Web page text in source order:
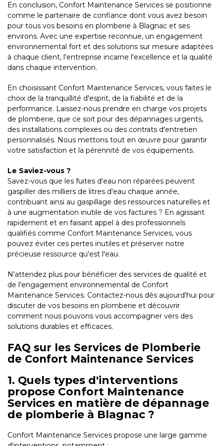
En conclusion, Confort Maintenance Services se positionne
comme le partenaire de confiance dont vous avez besoin
pour tous vos besoins en plomberie à Blagnac et ses
environs. Avec une expertise reconnue, un engagement
environnemental fort et des solutions sur mesure adaptées
à chaque client, l'entreprise incarne l'excellence et la qualité
dans chaque intervention.
En choisissant Confort Maintenance Services, vous faites le
choix de la tranquillité d'esprit, de la fiabilité et de la
performance. Laissez-nous prendre en charge vos projets
de plomberie, que ce soit pour des dépannages urgents,
des installations complexes ou des contrats d'entretien
personnalisés. Nous mettons tout en œuvre pour garantir
votre satisfaction et la pérennité de vos équipements.
Le Saviez-vous ?
Savez-vous que les fuites d'eau non réparées peuvent
gaspiller des milliers de litres d'eau chaque année,
contribuant ainsi au gaspillage des ressources naturelles et
à une augmentation inutile de vos factures ? En agissant
rapidement et en faisant appel à des professionnels
qualifiés comme Confort Maintenance Services, vous
pouvez éviter ces pertes inutiles et préserver notre
précieuse ressource qu'est l'eau.
N'attendez plus pour bénéficier des services de qualité et
de l'engagement environnemental de Confort
Maintenance Services. Contactez-nous dès aujourd'hui pour
discuter de vos besoins en plomberie et découvrir
comment nous pouvons vous accompagner vers des
solutions durables et efficaces.
FAQ sur les Services de Plomberie
de Confort Maintenance Services
1. Quels types d'interventions
propose Confort Maintenance
Services en matière de dépannage
de plomberie à Blagnac ?
Confort Maintenance Services propose une large gamme